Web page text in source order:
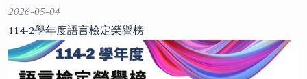
2026-05-04
114-2學年度語言檢定榮譽榜